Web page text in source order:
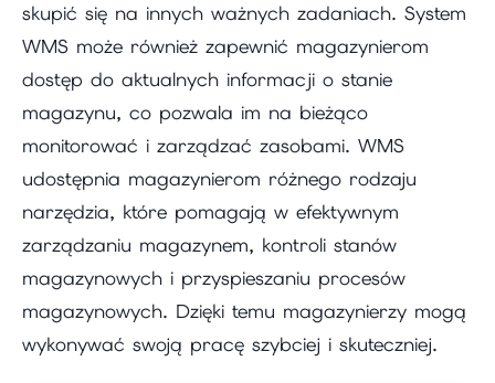
skupić się na innych ważnych zadaniach. System
WMS może również zapewnić magazynierom
dostęp do aktualnych informacji o stanie
magazynu, co pozwala im na bieżąco
monitorować i zarządzać zasobami. WMS
udostępnia magazynierom różnego rodzaju
narzędzia, które pomagają w efektywnym
zarządzaniu magazynem, kontroli stanów
magazynowych i przyspieszaniu procesów
magazynowych. Dzięki temu magazynierzy mogą
wykonywać swoją pracę szybciej i skuteczniej.